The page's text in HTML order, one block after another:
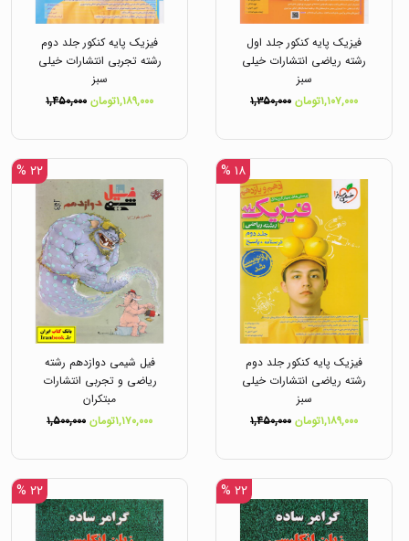
فیزیک پایه کنکور جلد اول
رشته ریاضی انتشارات خیلی
سبز
۱,۱۰۷,۰۰۰تومان
۱,۳۵۰,۰۰۰
فیزیک پایه کنکور جلد دوم
رشته تجربی انتشارات خیلی
سبز
۱,۱۸۹,۰۰۰تومان
۱,۴۵۰,۰۰۰
۱۸ %
فیزیک پایه کنکور جلد دوم
رشته ریاضی انتشارات خیلی
سبز
۱,۱۸۹,۰۰۰تومان
۱,۴۵۰,۰۰۰
۲۲ %
فیل شیمی دوازدهم رشته
ریاضی و تجربی انتشارات
مبتکران
۱,۱۷۰,۰۰۰تومان
۱,۵۰۰,۰۰۰
۲۲ % ۲۲ %